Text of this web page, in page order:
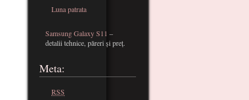
Luna patrata
Samsung Galaxy S11 –
detalii tehnice, păreri și preț.
Meta:
RSS